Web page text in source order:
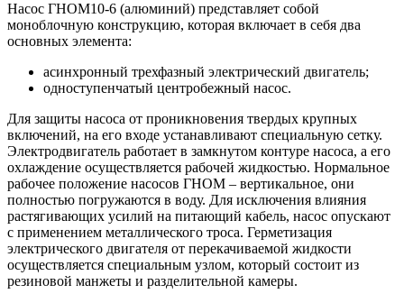
Насос ГНОМ10-6 (алюминий) представляет собой
моноблочную конструкцию, которая включает в себя два
основных элемента:
асинхронный трехфазный электрический двигатель;
одноступенчатый центробежный насос.
Для защиты насоса от проникновения твердых крупных
включений, на его входе устанавливают специальную сетку.
Электродвигатель работает в замкнутом контуре насоса, а его
охлаждение осуществляется рабочей жидкостью. Нормальное
рабочее положение насосов ГНОМ – вертикальное, они
полностью погружаются в воду. Для исключения влияния
растягивающих усилий на питающий кабель, насос опускают
с применением металлического троса. Герметизация
электрического двигателя от перекачиваемой жидкости
осуществляется специальным узлом, который состоит из
резиновой манжеты и разделительной камеры.